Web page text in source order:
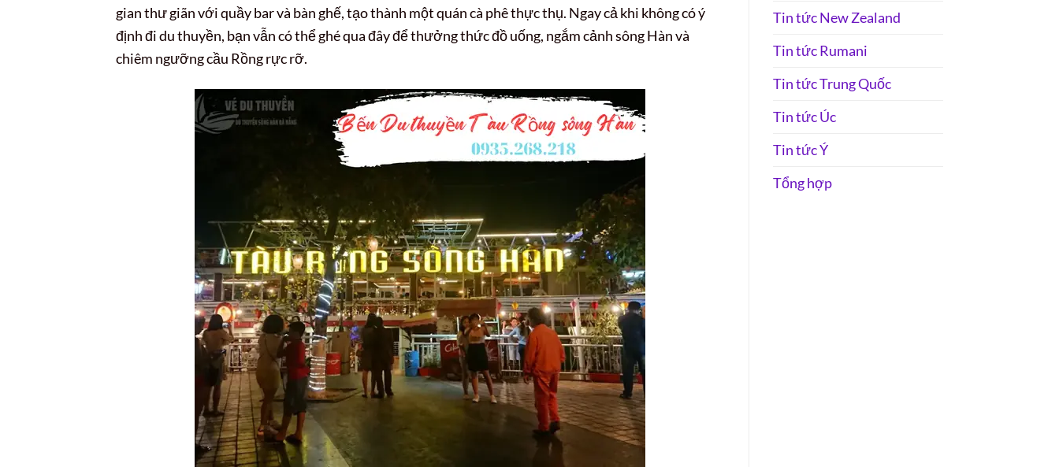
gian thư giãn với quầy bar và bàn ghế, tạo thành một quán cà phê thực thụ. Ngay cả khi không có ý
định đi du thuyền, bạn vẫn có thể ghé qua đây để thưởng thức đồ uống, ngắm cảnh sông Hàn và
chiêm ngưỡng cầu Rồng rực rỡ.
Tin tức New Zealand
Tin tức Rumani
Tin tức Trung Quốc
Tin tức Úc
Tin tức Ý
Tổng hợp